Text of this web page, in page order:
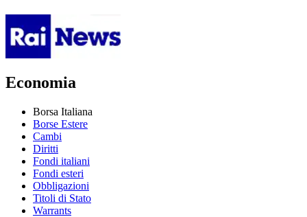
Economia
Borsa Italiana
Borse Estere
Cambi
Diritti
Fondi italiani
Fondi esteri
Obbligazioni
Titoli di Stato
Warrants